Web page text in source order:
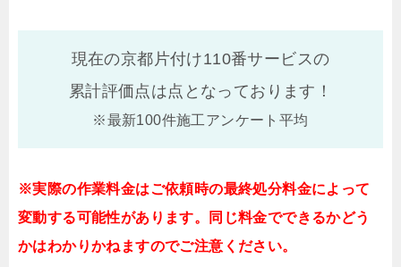
現在の京都片付け110番サービスの
累計評価点は点となっております！
※最新100件施工アンケート平均
※実際の作業料金はご依頼時の最終処分料金によって
変動する可能性があります。同じ料金でできるかどう
かはわかりかねますのでご注意ください。